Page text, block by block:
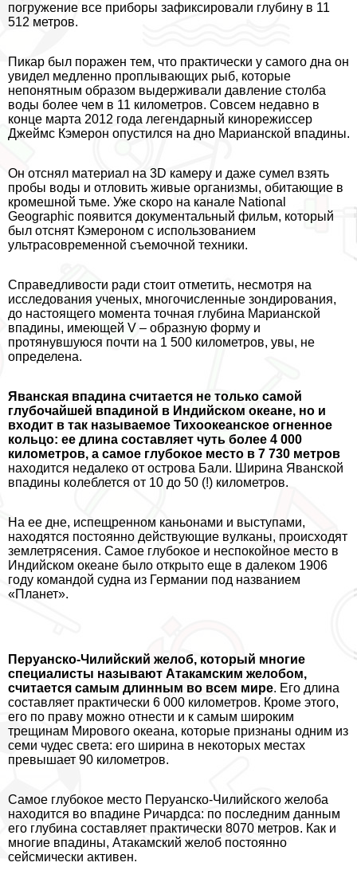
погружение все приборы зафиксировали глубину в 11
512 метров.
Пикар был поражен тем, что пpaктически у самого дна он
увидел медленно проплывающих рыб, которые
непонятным образом выдерживали давление столба
воды более чем в 11 километров. Совсем недавно в
конце марта 2012 года легендарный кинорежиссер
Джеймс Кэмерон опустился на дно Марианской впадины.
Он отснял материал на 3D камеру и даже сумел взять
пробы воды и отловить живые организмы, обитающие в
кромешной тьме. Уже скоро на канале National
Geographic появится документальный фильм, который
был отснят Кэмероном с использованием
ультрасовременной съемочной техники.
Справедливости ради стоит отметить, несмотря на
исследования ученых, многочисленные зондирования,
до настоящего момента точная глубина Марианской
впадины, имеющей V – образную форму и
протянувшуюся почти на 1 500 километров, увы, не
определена.
Яванская впадина считается не только самой
глубочайшей впадиной в Индийском океане, но и
входит в так называемое Тихоокеанское огненное
кольцо: ее длина составляет чуть более 4 000
километров, а самое глубокое место в 7 730 метров
находится недалеко от острова Бали. Ширина Яванской
впадины колeблется от 10 до 50 (!) километров.
На ее дне, испещренном каньонами и выступами,
находятся постоянно действующие вулканы, происходят
землетрясения. Самое глубокое и неспокойное место в
Индийском океане было открыто еще в далеком 1906
году комaндой судна из Германии под названием
«Планет».
Перуанско-Чилийский желоб, который многие
специалисты называют Атакамским желобом,
считается самым длинным во всем мире. Его длина
составляет пpaктически 6 000 километров. Кроме этого,
его по праву можно отнести и к самым широким
трещинам Мирового океана, которые признаны одним из
семи чудес света: его ширина в некоторых местах
превышает 90 километров.
Самое глубокое место Перуанско-Чилийского желоба
находится во впадине Ричардса: по последним данным
его глубина составляет пpaктически 8070 метров. Как и
многие впадины, Атакамский желоб постоянно
сейсмически активен.